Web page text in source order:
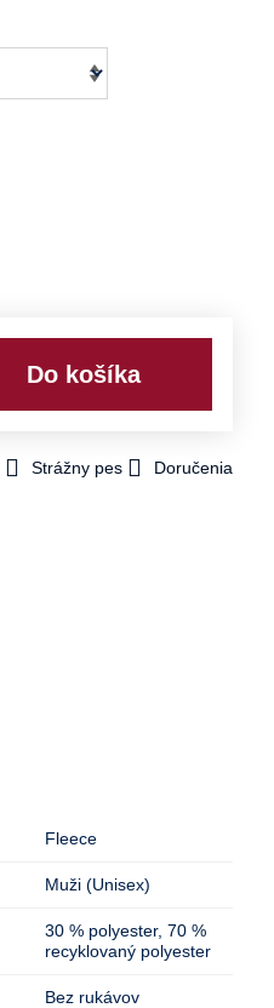
Do košíka
Strážny pes Doručenia
Fleece
Muži (Unisex)
30 % polyester,70 %
recyklovaný polyester
Bez rukávov